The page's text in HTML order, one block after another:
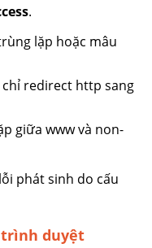
.
lặp hoặc mâu
redirect http sang
giữa www và non-
phát sinh do cấu
trình duyệt